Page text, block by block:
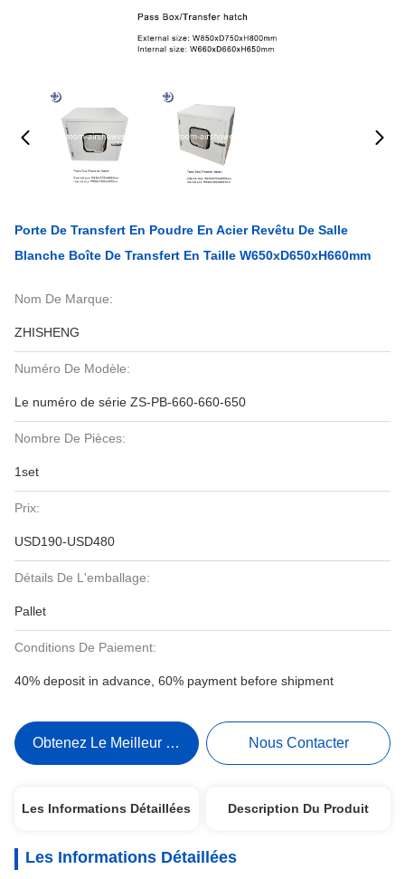
Porte De Transfert En Poudre En Acier Revêtu De Salle
Blanche Boîte De Transfert En Taille W650xD650xH660mm
Nom De Marque:
ZHISHENG
Numéro De Modèle:
Le numéro de série ZS-PB-660-660-650
Nombre De Pièces:
1set
Prix:
USD190-USD480
Détails De L'emballage:
Pallet
Conditions De Paiement:
40% deposit in advance, 60% payment before shipment
Obtenez Le Meilleur Prix Nous Contacter
Les Informations Détaillées Description Du Produit
Les Informations Détaillées